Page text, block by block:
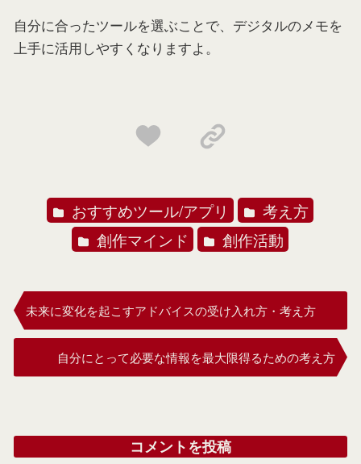
自分に合ったツールを選ぶことで、デジタルのメモを
上手に活用しやすくなりますよ。
おすすめツール/アプリ
考え方
創作マインド
創作活動
未来に変化を起こすアドバイスの受け入れ方・考え方
自分にとって必要な情報を最大限得るための考え方
コメントを投稿